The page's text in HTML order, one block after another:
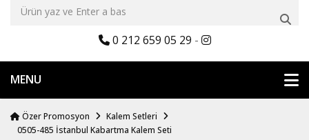
0 212 659 05 29 -
MENU
Özer Promosyon
Kalem Setleri
0505-485 İstanbul Kabartma Kalem Seti